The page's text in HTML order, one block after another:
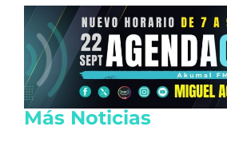
Más Noticias